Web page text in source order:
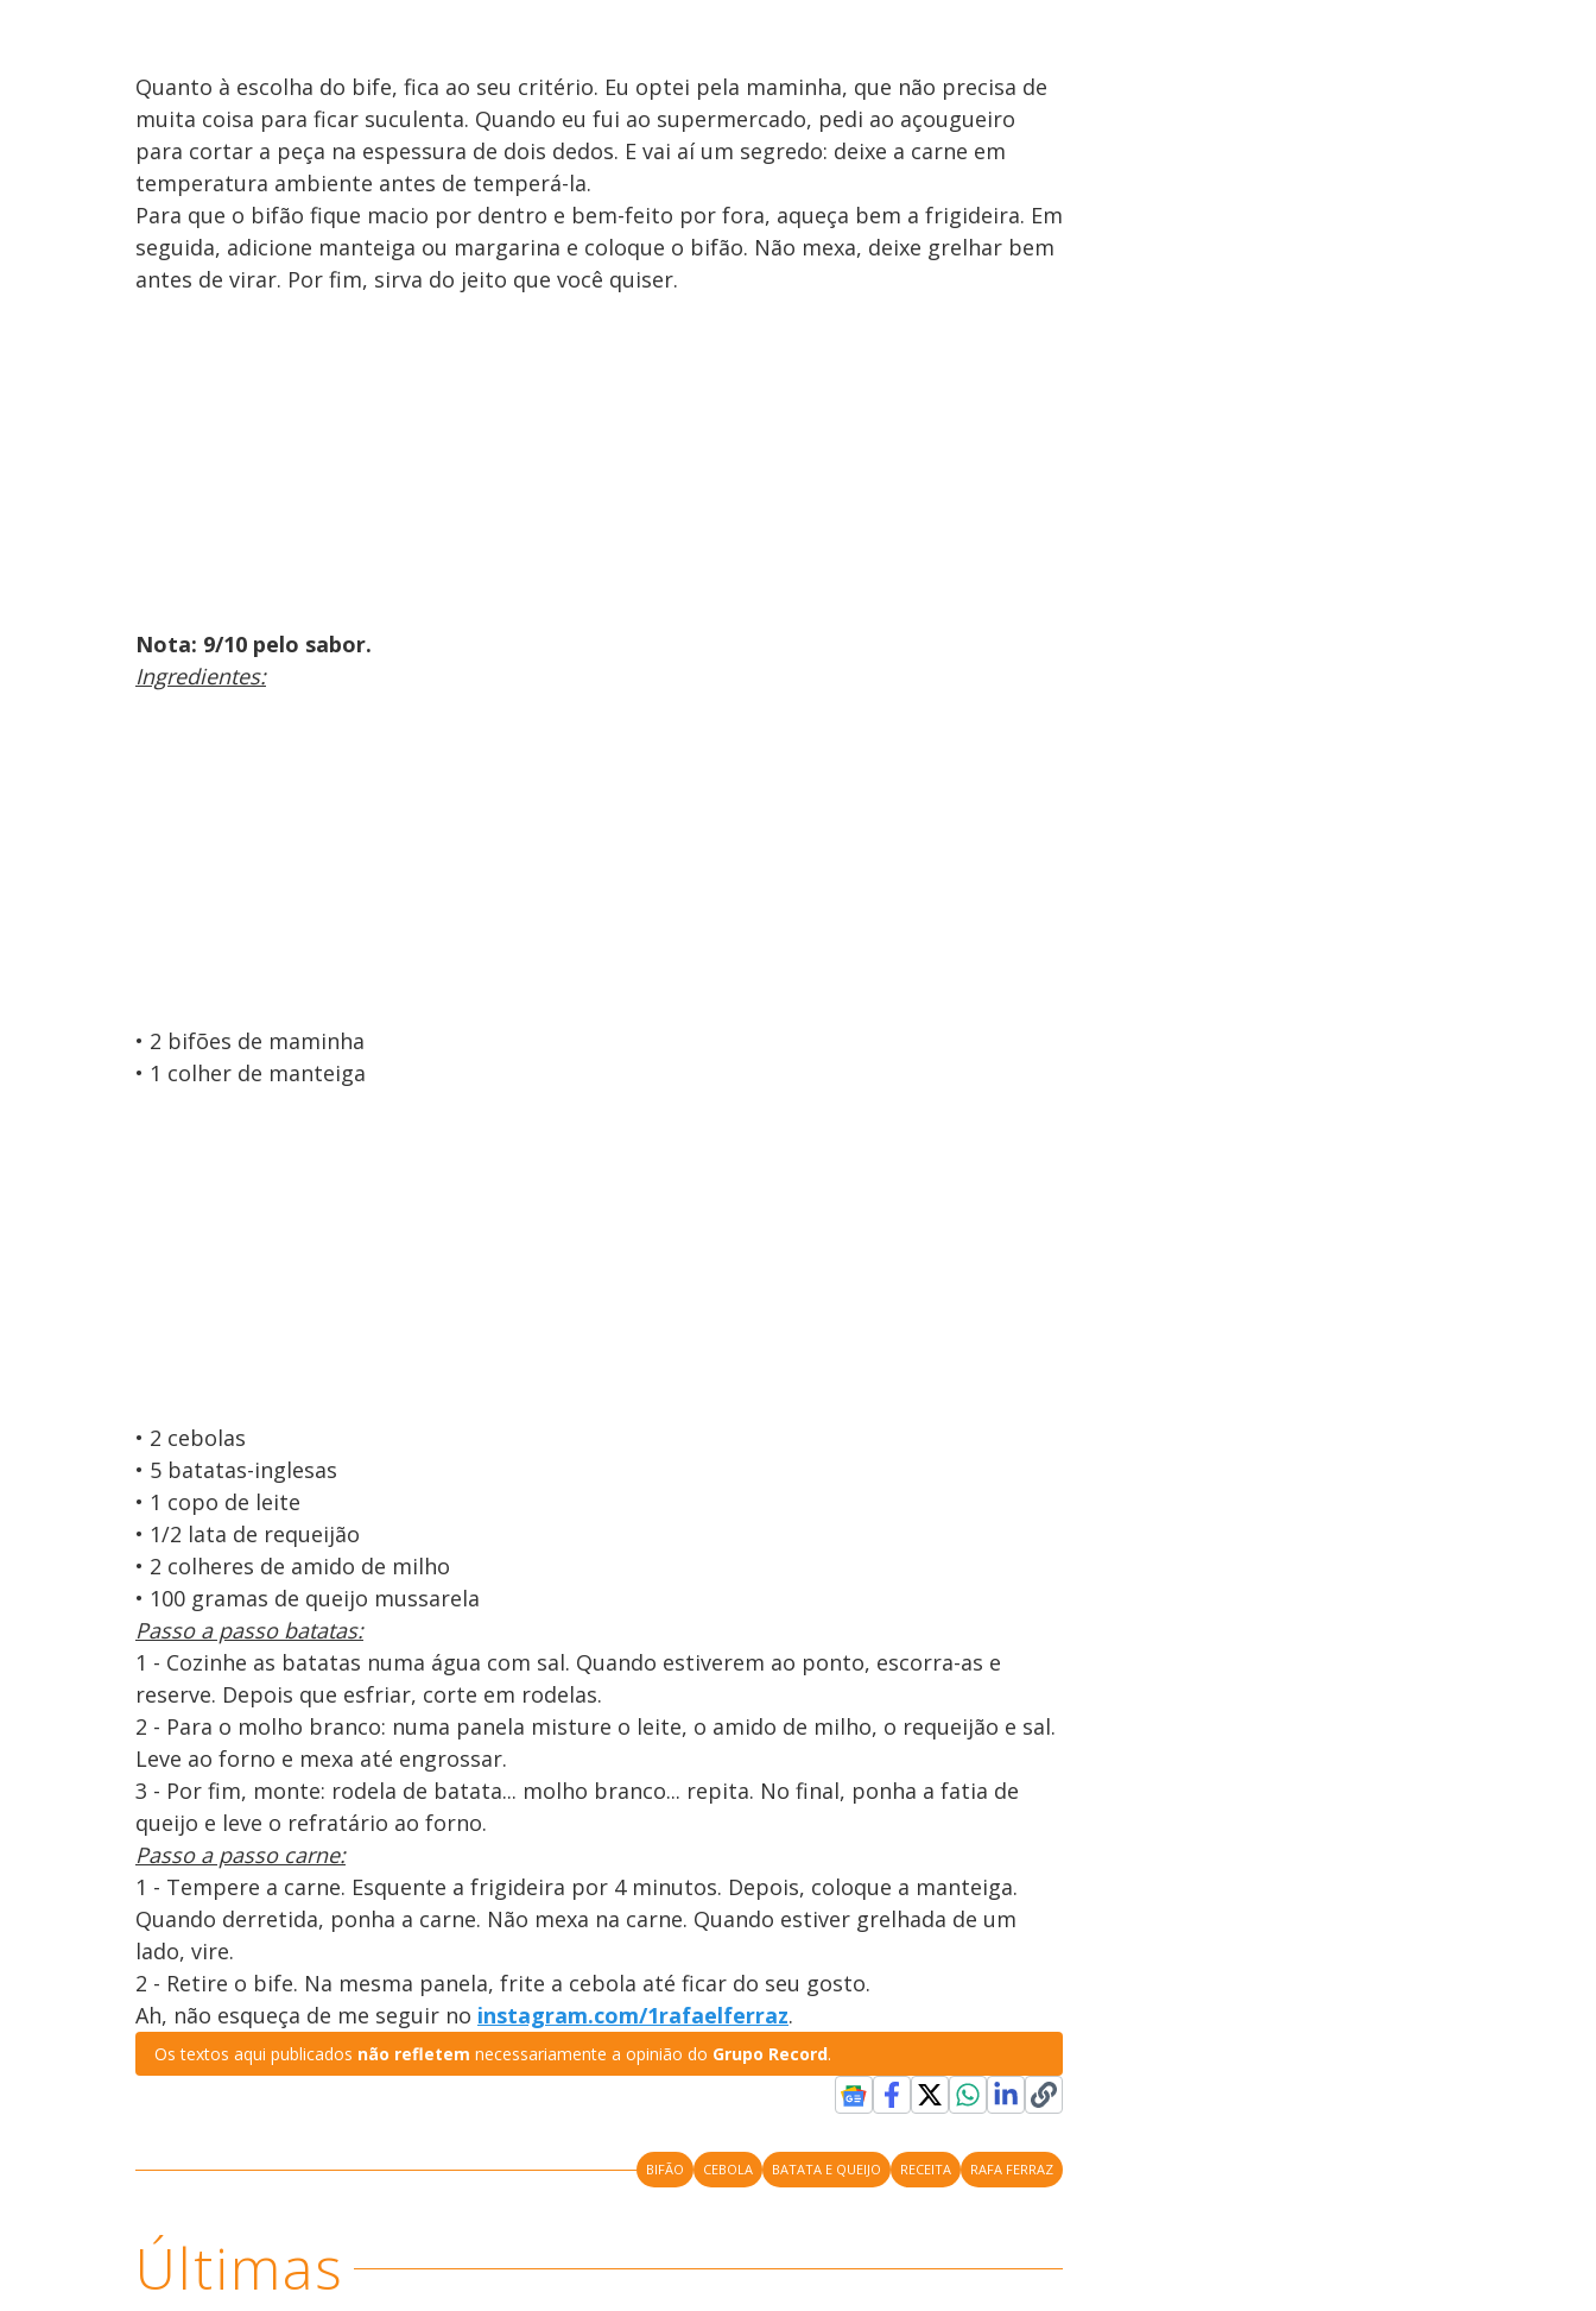
Quanto à escolha do bife, fica ao seu critério. Eu optei pela maminha, que não precisa de
muita coisa para ficar suculenta. Quando eu fui ao supermercado, pedi ao açougueiro
para cortar a peça na espessura de dois dedos. E vai aí um segredo: deixe a carne em
temperatura ambiente antes de temperá-la.
Para que o bifão fique macio por dentro e bem-feito por fora, aqueça bem a frigideira. Em
seguida, adicione manteiga ou margarina e coloque o bifão. Não mexa, deixe grelhar bem
antes de virar. Por fim, sirva do jeito que você quiser.
Nota: 9/10 pelo sabor.
Ingredientes:
• 2 bifões de maminha
• 1 colher de manteiga
• 2 cebolas
• 5 batatas-inglesas
• 1 copo de leite
• 1/2 lata de requeijão
• 2 colheres de amido de milho
• 100 gramas de queijo mussarela
Passo a passo batatas:
1 - Cozinhe as batatas numa água com sal. Quando estiverem ao ponto, escorra-as e
reserve. Depois que esfriar, corte em rodelas.
2 - Para o molho branco: numa panela misture o leite, o amido de milho, o requeijão e sal.
Leve ao forno e mexa até engrossar.
3 - Por fim, monte: rodela de batata... molho branco... repita. No final, ponha a fatia de
queijo e leve o refratário ao forno.
Passo a passo carne:
1 - Tempere a carne. Esquente a frigideira por 4 minutos. Depois, coloque a manteiga.
Quando derretida, ponha a carne. Não mexa na carne. Quando estiver grelhada de um
lado, vire.
2 - Retire o bife. Na mesma panela, frite a cebola até ficar do seu gosto.
Ah, não esqueça de me seguir no instagram.com/1rafaelferraz.
Os textos aqui publicados não refletem necessariamente a opinião do Grupo Record.
BIFÃO CEBOLA BATATA E QUEIJO RECEITA RAFA FERRAZ
Últimas